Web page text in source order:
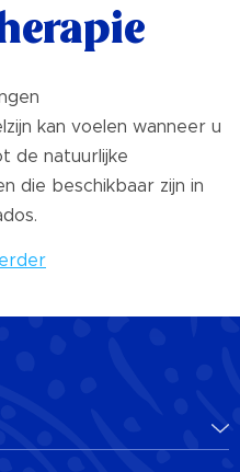
kan voelen wanneer u
de natuurlijke
die beschikbaar zijn in